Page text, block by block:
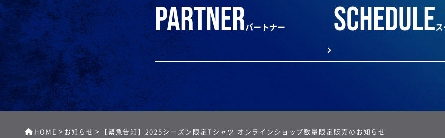
partnerパートナー schedule
HOME > お知らせ > 【緊急告知】2025シーズン限定Tシャツ オンラインショップ数量限定販売のお知らせ